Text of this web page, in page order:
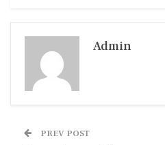
Admin
PREV POST